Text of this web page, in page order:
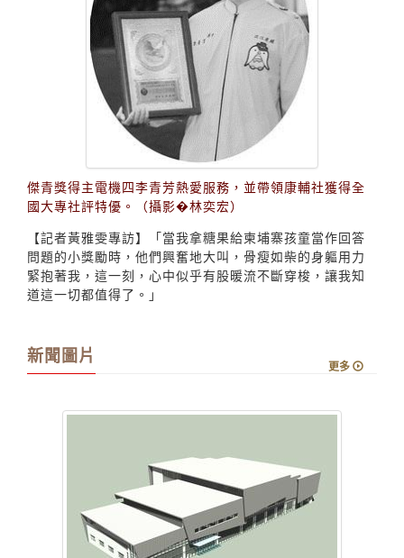
傑青獎得主電機四李青芳熱愛服務，並帶領康輔社獲得全
國大專社評特優。（攝影�林奕宏）
【記者黃雅雯專訪】「當我拿糖果給柬埔寨孩童當作回答
問題的小獎勵時，他們興奮地大叫，骨瘦如柴的身軀用力
緊抱著我，這一刻，心中似乎有股暖流不斷穿梭，讓我知
道這一切都值得了。」
新聞圖片
更多